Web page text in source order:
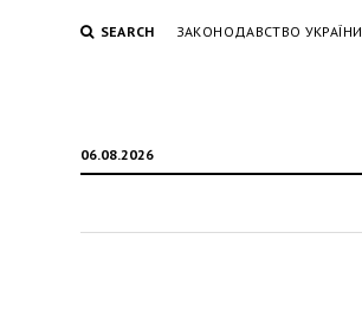
SEARCH ЗАКОНОДАВСТВО УКРАЇНИ
06.08.2026